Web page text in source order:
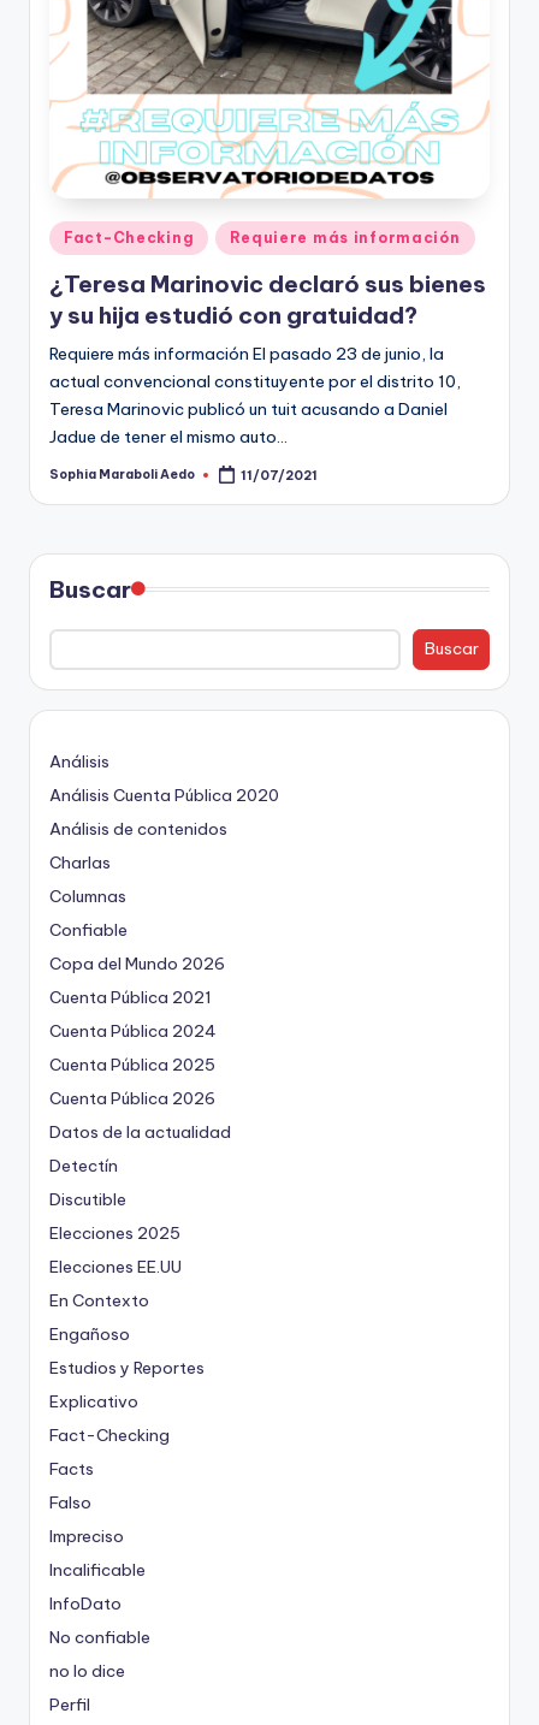
t
o
s
F
a
c
t
-
C
h
e
c
ki
n
g
Publicado
en
Fact-Checking Requiere más información
¿Teresa Marinovic declaró sus bienes
y su hija estudió con gratuidad?
Requiere más información El pasado 23 de junio, la
actual convencional constituyente por el distrito 10,
Teresa Marinovic publicó un tuit acusando a Daniel
Jadue de tener el mismo auto…
Publicado
Sophia Maraboli Aedo 11/07/2021
Buscar
Buscar
Análisis
Análisis Cuenta Pública 2020
Análisis de contenidos
Charlas
Columnas
Confiable
Copa del Mundo 2026
Cuenta Pública 2021
Cuenta Pública 2024
Cuenta Pública 2025
Cuenta Pública 2026
Datos de la actualidad
Detectín
Discutible
Elecciones 2025
Elecciones EE.UU
En Contexto
Engañoso
Estudios y Reportes
Explicativo
Fact-Checking
Facts
Falso
Impreciso
Incalificable
InfoDato
No confiable
no lo dice
Perfil